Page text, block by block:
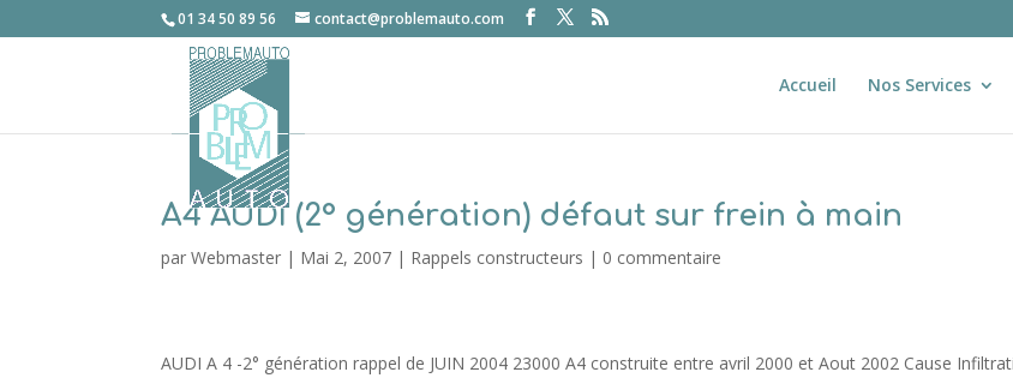
01 34 50 89 56 contact@problemauto.com
Accueil Nos Services
A4 AUDI (2° génération) défaut sur frein à main
parWebmaster | Mai 2, 2007 | Rappels constructeurs | 0 commentaire
AUDI A 4 -2° génération rappel de JUIN 2004 23000 A4 construite entre avril 2000 et Aout 2002 Cause